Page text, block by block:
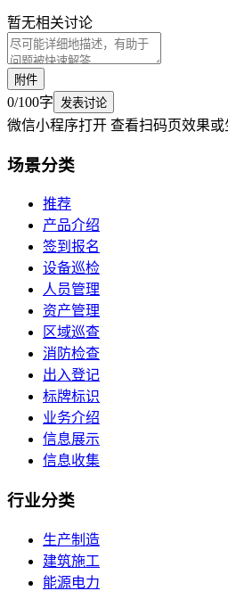
暂无相关讨论
附件
0/100字 发表讨论
微信小程序打开 查看扫码页效果或
场景分类
推荐
产品介绍
签到报名
设备巡检
人员管理
资产管理
区域巡查
消防检查
出入登记
标牌标识
业务介绍
信息展示
信息收集
行业分类
生产制造
建筑施工
能源电力